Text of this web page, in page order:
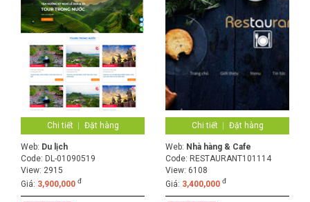
Chi tiết Đặt hàng
Web: Du lịch
Code: DL-01090519
View: 2915
Giá: 3,900,000 đ
Chi tiết Đặt hàng
Web: Nhà hàng & Cafe
Code: RESTAURANT101114
View: 6108
Giá: 3,400,000 đ